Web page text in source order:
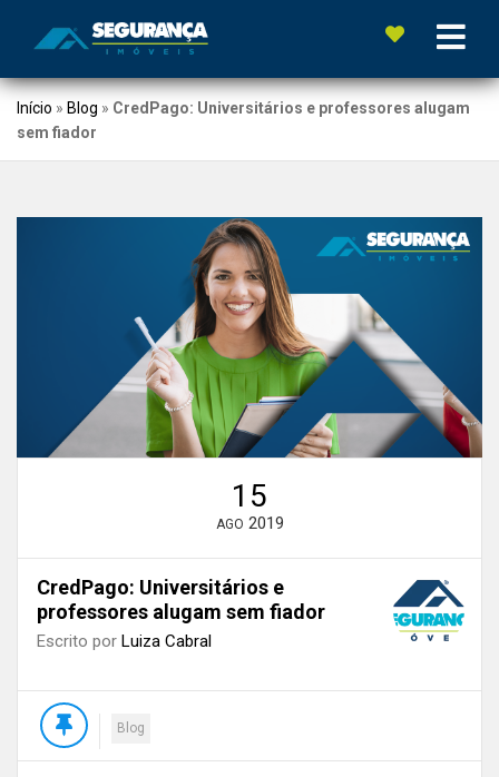
Início » Blog » CredPago: Universitários e professores alugam
sem fiador
15
AGO 2019
CredPago: Universitários e
professores alugam sem fiador
Escrito por Luiza Cabral
Blog